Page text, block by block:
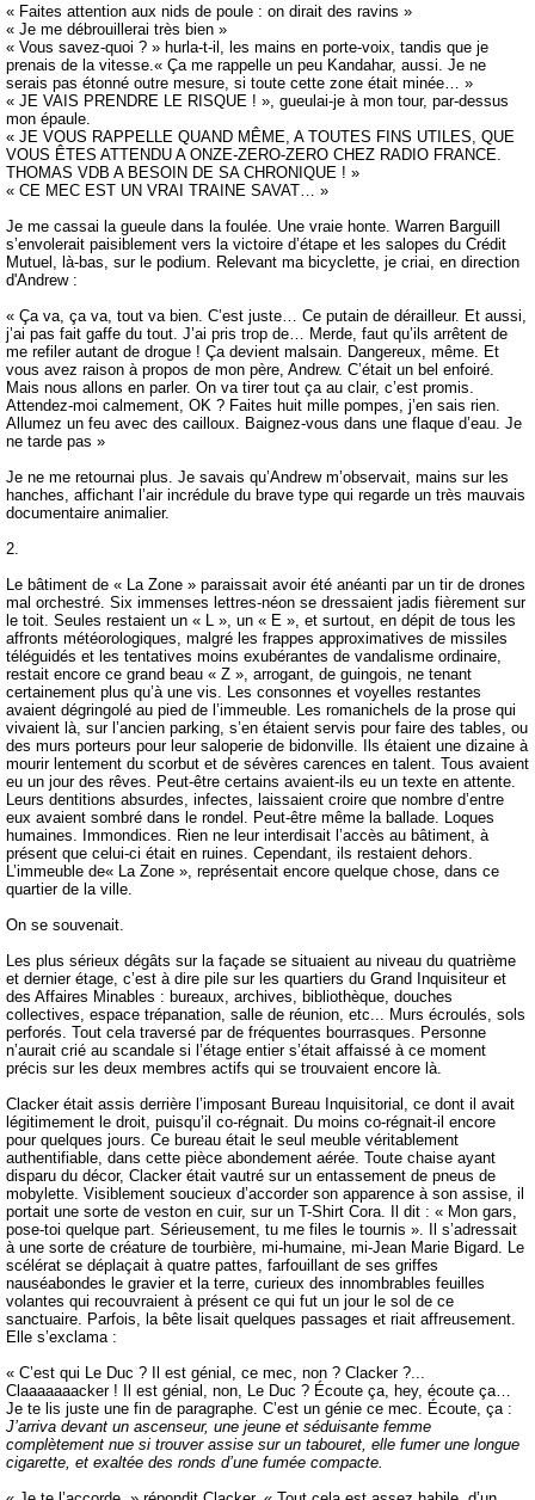
« Faites attention aux nids de poule : on dirait des ravins »
« Je me débrouillerai très bien »
« Vous savez-quoi ? » hurla-t-il, les mains en porte-voix, tandis que je
prenais de la vitesse.« Ça me rappelle un peu Kandahar, aussi. Je ne
serais pas étonné outre mesure, si toute cette zone était minée… »
« JE VAIS PRENDRE LE RISQUE ! », gueulai-je à mon tour, par-dessus
mon épaule.
« JE VOUS RAPPELLE QUAND MÊME, A TOUTES FINS UTILES, QUE
VOUS ÊTES ATTENDU A ONZE-ZERO-ZERO CHEZ RADIO FRANCE.
THOMAS VDB A BESOIN DE SA CHRONIQUE ! »
« CE MEC EST UN VRAI TRAINE SAVAT… »
Je me cassai la gueule dans la foulée. Une vraie honte. Warren Barguill
s’envolerait paisiblement vers la victoire d’étape et les salopes du Crédit
Mutuel, là-bas, sur le podium. Relevant ma bicyclette, je criai, en direction
d'Andrew :
« Ça va, ça va, tout va bien. C’est juste… Ce putain de dérailleur. Et aussi,
j’ai pas fait gaffe du tout. J’ai pris trop de… Merde, faut qu’ils arrêtent de
me refiler autant de drogue ! Ça devient malsain. Dangereux, même. Et
vous avez raison à propos de mon père, Andrew. C’était un bel enfoiré.
Mais nous allons en parler. On va tirer tout ça au clair, c’est promis.
Attendez-moi calmement, OK ? Faites huit mille pompes, j’en sais rien.
Allumez un feu avec des cailloux. Baignez-vous dans une flaque d’eau. Je
ne tarde pas »
Je ne me retournai plus. Je savais qu’Andrew m’observait, mains sur les
hanches, affichant l’air incrédule du brave type qui regarde un très mauvais
documentaire animalier.
2.
Le bâtiment de « La Zone » paraissait avoir été anéanti par un tir de drones
mal orchestré. Six immenses lettres-néon se dressaient jadis fièrement sur
le toit. Seules restaient un « L », un « E », et surtout, en dépit de tous les
affronts météorologiques, malgré les frappes approximatives de missiles
téléguidés et les tentatives moins exubérantes de vandalisme ordinaire,
restait encore ce grand beau « Z », arrogant, de guingois, ne tenant
certainement plus qu’à une vis. Les consonnes et voyelles restantes
avaient dégringolé au pied de l’immeuble. Les romanichels de la prose qui
vivaient là, sur l’ancien parking, s’en étaient servis pour faire des tables, ou
des murs porteurs pour leur saloperie de bidonville. Ils étaient une dizaine à
mourir lentement du scorbut et de sévères carences en talent. Tous avaient
eu un jour des rêves. Peut-être certains avaient-ils eu un texte en attente.
Leurs dentitions absurdes, infectes, laissaient croire que nombre d’entre
eux avaient sombré dans le rondel. Peut-être même la ballade. Loques
humaines. Immondices. Rien ne leur interdisait l’accès au bâtiment, à
présent que celui-ci était en ruines. Cependant, ils restaient dehors.
L’immeuble de« La Zone », représentait encore quelque chose, dans ce
quartier de la ville.
On se souvenait.
Les plus sérieux dégâts sur la façade se situaient au niveau du quatrième
et dernier étage, c’est à dire pile sur les quartiers du Grand Inquisiteur et
des Affaires Minables : bureaux, archives, bibliothèque, douches
collectives, espace trépanation, salle de réunion, etc... Murs écroulés, sols
perforés. Tout cela traversé par de fréquentes bourrasques. Personne
n’aurait crié au scandale si l’étage entier s’était affaissé à ce moment
précis sur les deux membres actifs qui se trouvaient encore là.
Clacker était assis derrière l’imposant Bureau Inquisitorial, ce dont il avait
légitimement le droit, puisqu’il co-régnait. Du moins co-régnait-il encore
pour quelques jours. Ce bureau était le seul meuble véritablement
authentifiable, dans cette pièce abondement aérée. Toute chaise ayant
disparu du décor, Clacker était vautré sur un entassement de pneus de
mobylette. Visiblement soucieux d’accorder son apparence à son assise, il
portait une sorte de veston en cuir, sur un T-Shirt Cora. Il dit : « Mon gars,
pose-toi quelque part. Sérieusement, tu me files le tournis ». Il s’adressait
à une sorte de créature de tourbière, mi-humaine, mi-Jean Marie Bigard. Le
scélérat se déplaçait à quatre pattes, farfouillant de ses griffes
nauséabondes le gravier et la terre, curieux des innombrables feuilles
volantes qui recouvraient à présent ce qui fut un jour le sol de ce
sanctuaire. Parfois, la bête lisait quelques passages et riait affreusement.
Elle s’exclama :
« C’est qui Le Duc ? Il est génial, ce mec, non ? Clacker ?...
Claaaaaaacker ! Il est génial, non, Le Duc ? Écoute ça, hey, écoute ça…
Je te lis juste une fin de paragraphe. C’est un génie ce mec. Écoute, ça :
J’arriva devant un ascenseur, une jeune et séduisante femme
complètement nue si trouver assise sur un tabouret, elle fumer une longue
cigarette, et exaltée des ronds d’une fumée compacte.